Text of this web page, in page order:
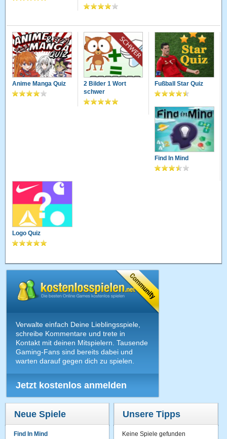
Anime Manga Quiz
2 Bilder 1 Wort
schwer
Fußball Star Quiz
Find In Mind
Logo Quiz
Verwalte einfach Deine Lieblingsspiele,
schreibe Kommentare und trete in
Kontakt mit deinen Mitspielern. Tausende
Gaming-Fans sind bereits dabei und
warten darauf gegen dich zu spielen.
Jetzt kostenlos anmelden
Neue Spiele
Find In Mind
Unsere Tipps
Keine Spiele gefunden